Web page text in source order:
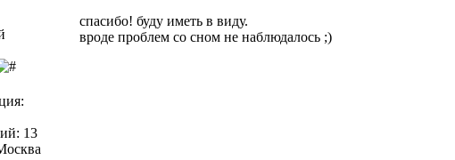
13
спасибо! буду иметь в виду.
вроде проблем со сном не наблюдалось ;)